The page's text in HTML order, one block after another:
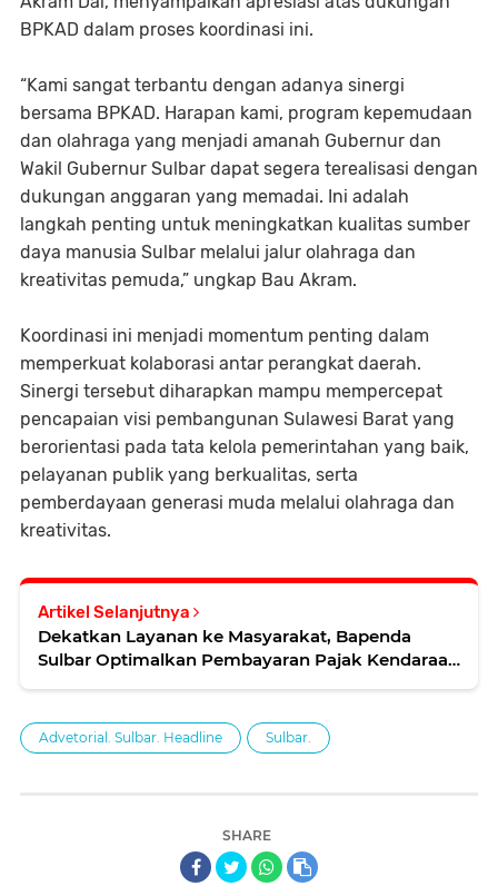
BPKAD dalam proses koordinasi ini.
“Kami sangat terbantu dengan adanya sinergi
bersama BPKAD. Harapan kami, program kepemudaan
dan olahraga yang menjadi amanah Gubernur dan
Wakil Gubernur Sulbar dapat segera terealisasi dengan
dukungan anggaran yang memadai. Ini adalah
langkah penting untuk meningkatkan kualitas sumber
daya manusia Sulbar melalui jalur olahraga dan
kreativitas pemuda,” ungkap Bau Akram.
Koordinasi ini menjadi momentum penting dalam
memperkuat kolaborasi antar perangkat daerah.
Sinergi tersebut diharapkan mampu mempercepat
pencapaian visi pembangunan Sulawesi Barat yang
berorientasi pada tata kelola pemerintahan yang baik,
pelayanan publik yang berkualitas, serta
pemberdayaan generasi muda melalui olahraga dan
kreativitas.
Artikel Selanjutnya
Dekatkan Layanan ke Masyarakat, Bapenda
Sulbar Optimalkan Pembayaran Pajak Kendaraan
Advetorial. Sulbar. Headline Sulbar.
SHARE